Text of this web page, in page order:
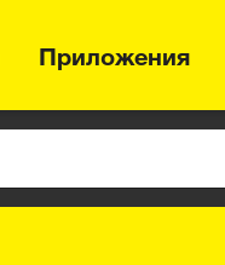
Приложения